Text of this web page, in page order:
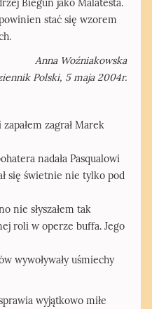
Biegun jako Malatesta.
stać się wzorem
Anna Woźniakowska
Polski, 5 maja 2004r.
zagrał Marek
nadała Pasqualowi
się świetnie nie tylko pod
nie słyszałem tak
roli w operze buffa. Jego
wywoływały uśmiechy
wyjątkowo miłe